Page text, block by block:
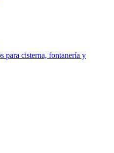
para cisterna, fontanería y